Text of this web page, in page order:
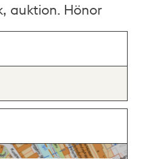
auktion. Hönor